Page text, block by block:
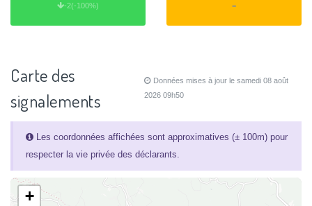
-2(-100%) =
Carte des
signalements
Données mises à jour le samedi 08 août
2026 09h50
Les coordonnées affichées sont approximatives (± 100m) pour
respecter la vie privée des déclarants.
+